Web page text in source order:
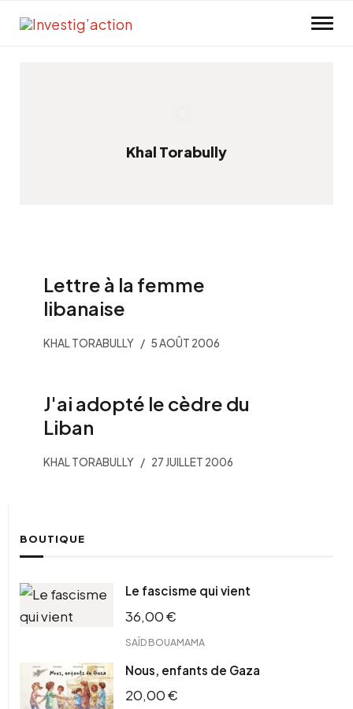
Khal Torabully
Lettre à la femme
libanaise
KHAL TORABULLY 5 AOÛT 2006
J'ai adopté le cèdre du
Liban
KHAL TORABULLY 27 JUILLET 2006
BOUTIQUE
Le fascisme qui vient
36,00€
SAÏD BOUAMAMA
Nous, enfants de Gaza
20,00€